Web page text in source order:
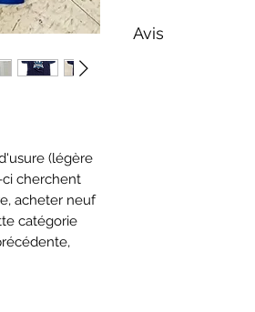
(légère
cherchent
acheter neuf
catégorie
Avis